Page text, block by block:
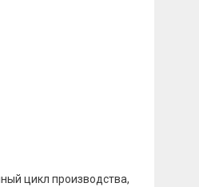
цикл производства,